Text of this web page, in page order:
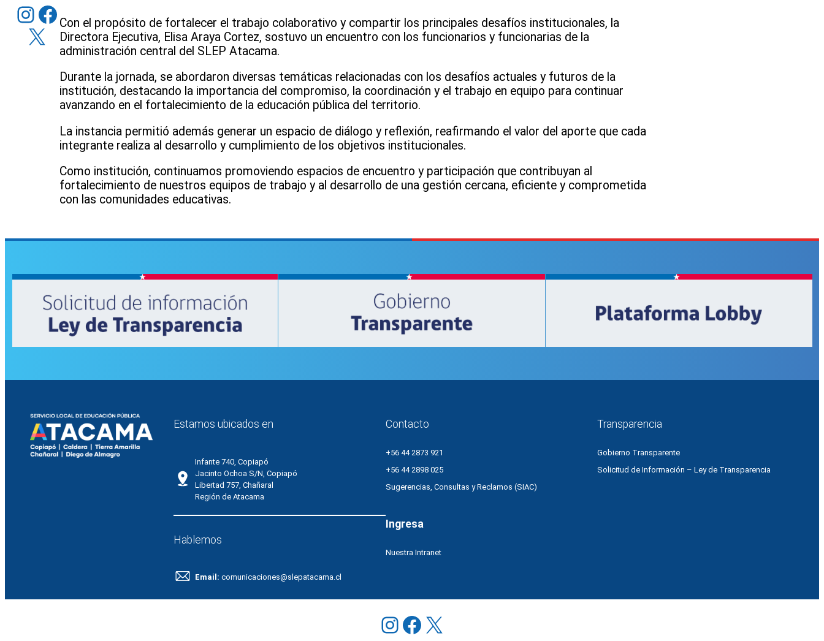
Instagram Facebook
X
Con el propósito de fortalecer el trabajo colaborativo y compartir los principales desafíos institucionales, la
Directora Ejecutiva, Elisa Araya Cortez, sostuvo un encuentro con los funcionarios y funcionarias de la
administración central del SLEP Atacama.
Durante la jornada, se abordaron diversas temáticas relacionadas con los desafíos actuales y futuros de la
institución, destacando la importancia del compromiso, la coordinación y el trabajo en equipo para continuar
avanzando en el fortalecimiento de la educación pública del territorio.
La instancia permitió además generar un espacio de diálogo y reflexión, reafirmando el valor del aporte que cada
integrante realiza al desarrollo y cumplimiento de los objetivos institucionales.
Como institución, continuamos promoviendo espacios de encuentro y participación que contribuyan al
fortalecimiento de nuestros equipos de trabajo y al desarrollo de una gestión cercana, eficiente y comprometida
con las comunidades educativas.
Estamos ubicados en
Infante 740, Copiapó
Jacinto Ochoa S/N, Copiapó
Libertad 757, Chañaral
Región de Atacama
Hablemos
Email: comunicaciones@slepatacama.cl
Contacto
+56 44 2873 921
+56 44 2898 025
Sugerencias, Consultas y Reclamos (SIAC)
Ingresa
Nuestra Intranet
Transparencia
Gobierno Transparente
Solicitud de Información – Ley de Transparencia
Instagram
Facebook
X